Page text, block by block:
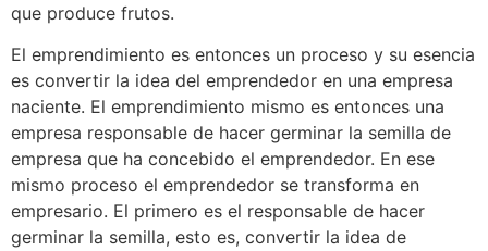
que produce frutos.
El emprendimiento es entonces un proceso y su esencia
es convertir la idea del emprendedor en una empresa
naciente. El emprendimiento mismo es entonces una
empresa responsable de hacer germinar la semilla de
empresa que ha concebido el emprendedor. En ese
mismo proceso el emprendedor se transforma en
empresario. El primero es el responsable de hacer
germinar la semilla, esto es, convertir la idea de